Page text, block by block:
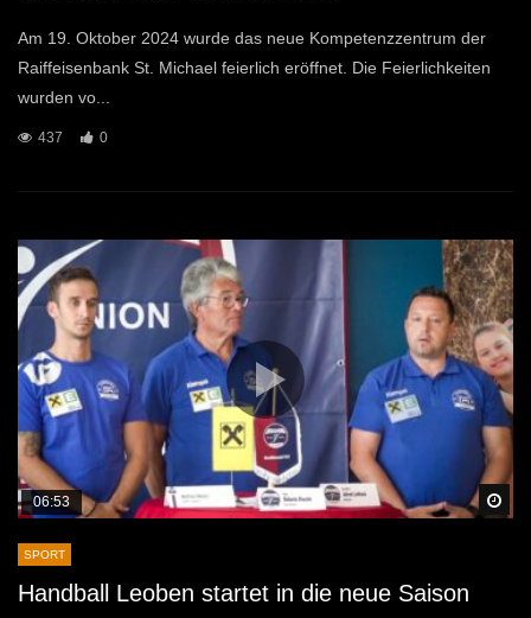
Am 19. Oktober 2024 wurde das neue Kompetenzzentrum der
Raiffeisenbank St. Michael feierlich eröffnet. Die Feierlichkeiten
wurden vo...
437 0
06:53
SPORT
Handball Leoben startet in die neue Saison